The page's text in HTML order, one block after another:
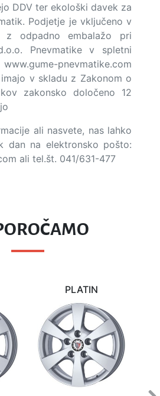
DDV ter ekološki davek za
Podjetje je vključeno v
z odpadno embalažo pri
Pnevmatike v spletni
pnevmatike.com
v skladu z Zakonom o
zakonsko določeno 12
ali nasvete, nas lahko
dan na elektronsko pošto:
ali tel.št. 041/631-477
PLATIN